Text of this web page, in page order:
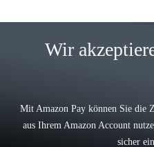
Wir
Mit Amazon Pay können Sie die
aus Ihrem Amazon Account
sicher